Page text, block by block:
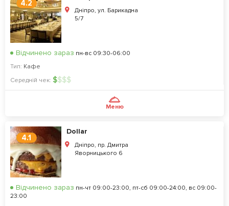
4.2
Дніпро, ул. Барикадна
5/7
Відчинено зараз пн-вс 09:30-06:00
Тип: Кафе
Середній чек: $$$$
Меню
4.1
Dollar
Дніпро, пр. Дмитра
Яворницького 6
Відчинено зараз пн-чт 09:00-23:00, пт-сб 09:00-24:00, вс 09:00-
23:00